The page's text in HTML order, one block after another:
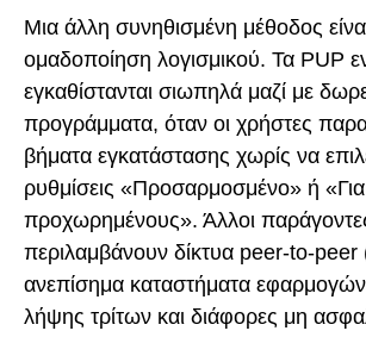
Μια άλλη συνηθισμένη μέθοδος
ομαδοποίηση λογισμικού. Τα PUP
εγκαθίστανται σιωπηλά μαζί με
προγράμματα, όταν οι χρήστες
βήματα εγκατάστασης χωρίς να
ρυθμίσεις «Προσαρμοσμένο» ή «Για
προχωρημένους». Άλλοι
περιλαμβάνουν δίκτυα peer-to-peer
ανεπίσημα καταστήματα
λήψης τρίτων και διάφορες μη